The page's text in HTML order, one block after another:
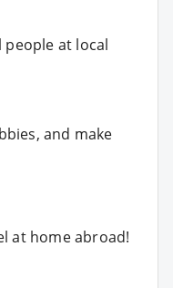
at local
and make
at home abroad!